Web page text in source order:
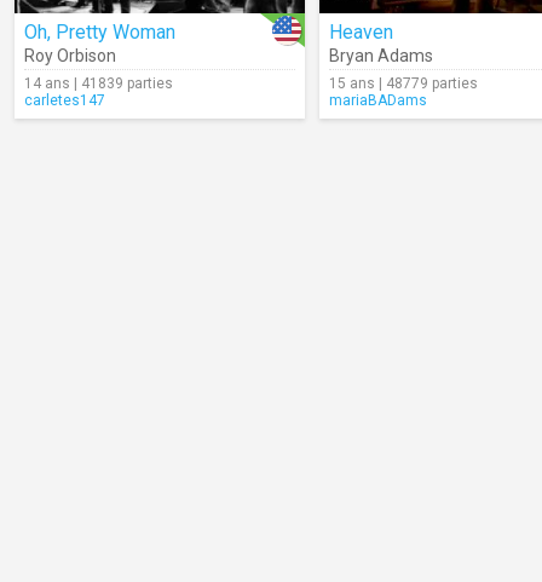
Oh, Pretty Woman
Roy Orbison
14 ans | 41839 parties
carletes147
Heaven
Bryan Adams
15 ans | 48779 parties
mariaBADams